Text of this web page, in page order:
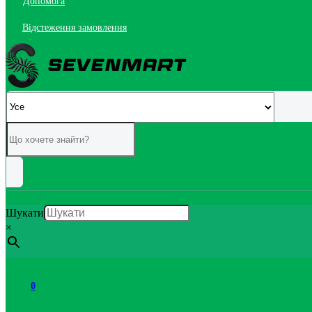
Відстеження замовлення
Шукати
×
0